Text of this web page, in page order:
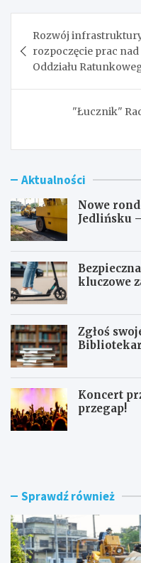
wpisu
Rozwój
rozpoczęcie prac
Oddziału
"Łucznik"
Aktualności
Nowe
Jedlińsku
kluczowe
Zgłoś
Koncert
przegap!
N
o
d
o
i
B
e
z
n
a
Sprawdź również